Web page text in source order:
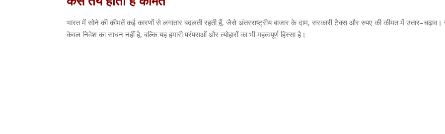
भारत में सोने की कीमतें कई कारणों से लगातार बदलती रहती हैं,जैसे अंतरराष्ट्रीय बाजार के दाम,सरकारी टैक्स और रुपए की कीमत में उतार–चढ़ाव।
केवल निवेश का साधन नहीं है,बल्कि यह हमारी परंपराओं और त्योहारों का भी महत्वपूर्ण हिस्सा है।